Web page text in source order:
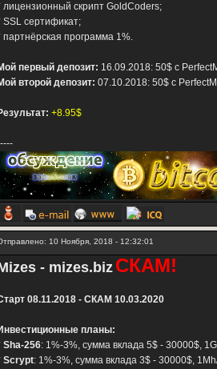
лицензионный скрипт GoldCoders;
SSL сертификат;
партнёрская программа 1%.
первый депозит: 16.09.2018: 50$ с
второй депозит: 07.10.2018: 50$ с
+8.95$
10 Ноября, 2018 - 12:32:01
- mizes.biz СКАМ!
08.11.2018 - СКАМ 10.03.2020
планы:
Sha-256: 1%-3%, сумма вклада 5$ - 30000$,
Scrypt: 1%-3%, сумма вклада 3$ - 30000$,